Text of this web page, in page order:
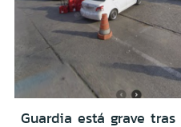
Guardia está grave